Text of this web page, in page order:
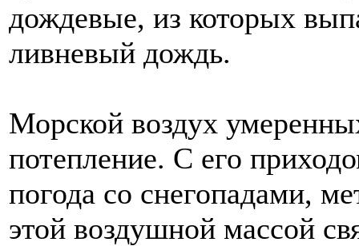
дождевые, из которых
ливневый дождь.
Морской воздух
потепление. С его
погода со снегопадами,
этой воздушной массой